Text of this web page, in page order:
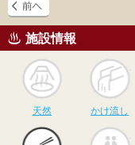
施設情報
天然 かけ流し